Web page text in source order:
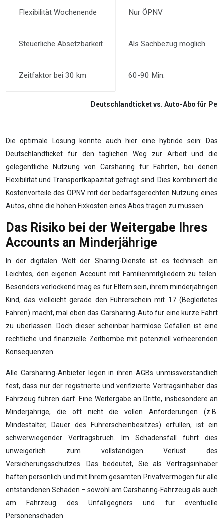
Deutschlandticket vs. Auto-Abo für
Flexibilität Wochenende Nur ÖPNV
Steuerliche Absetzbarkeit Als Sachbezug möglich
Zeitfaktor bei 30 km 60-90 Min.
Die optimale Lösung könnte auch hier eine hybride sein: Das
Deutschlandticket für den täglichen Weg zur Arbeit und die
gelegentliche Nutzung von Carsharing für Fahrten, bei denen
Flexibilität und Transportkapazität gefragt sind. Dies kombiniert die
Kostenvorteile des ÖPNV mit der bedarfsgerechten Nutzung eines
Autos, ohne die hohen Fixkosten eines Abos tragen zu müssen.
Das Risiko bei der Weitergabe Ihres
Accounts an Minderjährige
In der digitalen Welt der Sharing-Dienste ist es technisch ein
Leichtes, den eigenen Account mit Familienmitgliedern zu teilen.
Besonders verlockend mag es für Eltern sein, ihrem minderjährigen
Kind, das vielleicht gerade den Führerschein mit 17 (Begleitetes
Fahren) macht, mal eben das Carsharing-Auto für eine kurze Fahrt
zu überlassen. Doch dieser scheinbar harmlose Gefallen ist eine
rechtliche und finanzielle Zeitbombe mit potenziell verheerenden
Konsequenzen.
Alle Carsharing-Anbieter legen in ihren AGBs unmissverständlich
fest, dass nur der registrierte und verifizierte Vertragsinhaber das
Fahrzeug führen darf. Eine Weitergabe an Dritte, insbesondere an
Minderjährige, die oft nicht die vollen Anforderungen (z.B.
Mindestalter, Dauer des Führerscheinbesitzes) erfüllen, ist ein
schwerwiegender Vertragsbruch. Im Schadensfall führt dies
unweigerlich zum vollständigen Verlust des
Versicherungsschutzes. Das bedeutet, Sie als Vertragsinhaber
haften persönlich und mit Ihrem gesamten Privatvermögen für alle
entstandenen Schäden – sowohl am Carsharing-Fahrzeug als auch
am Fahrzeug des Unfallgegners und für eventuelle
Personenschäden.